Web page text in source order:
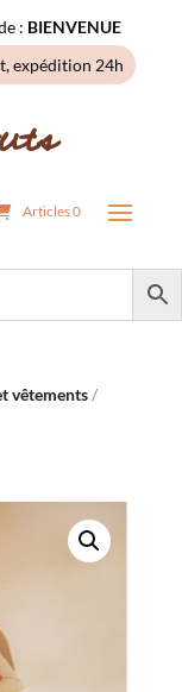
: BIENVENUE
expédition 24h
Articles 0
vêtements/